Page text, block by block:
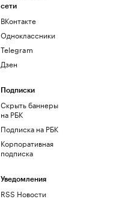
сети
ВКонтакте
Одноклассники
Telegram
Дзен
Подписки
Скрыть баннеры
на РБК
Подписка на РБК
Корпоративная
подписка
Уведомления
RSS Новости